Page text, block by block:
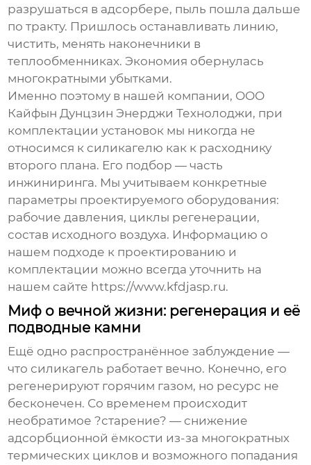
разрушаться в адсорбере, пыль пошла дальше
по тракту. Пришлось останавливать линию,
чистить, менять наконечники в
теплообменниках. Экономия обернулась
многократными убытками.
Именно поэтому в нашей компании, ООО
Кайфын Дунцзин Энерджи Технолоджи, при
комплектации установок мы никогда не
относимся к силикагелю как к расходнику
второго плана. Его подбор — часть
инжиниринга. Мы учитываем конкретные
параметры проектируемого оборудования:
рабочие давления, циклы регенерации,
состав исходного воздуха. Информацию о
нашем подходе к проектированию и
комплектации можно всегда уточнить на
нашем сайте https://www.kfdjasp.ru.
Миф о вечной жизни: регенерация и её
подводные камни
Ещё одно распространённое заблуждение —
что силикагель работает вечно. Конечно, его
регенерируют горячим газом, но ресурс не
бесконечен. Со временем происходит
необратимое ?старение? — снижение
адсорбционной ёмкости из-за многократных
термических циклов и возможного попадания